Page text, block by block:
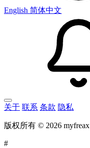
English 简体中文
关于 联系 条款 隐私
版权所有 © 2026 myfreax
#